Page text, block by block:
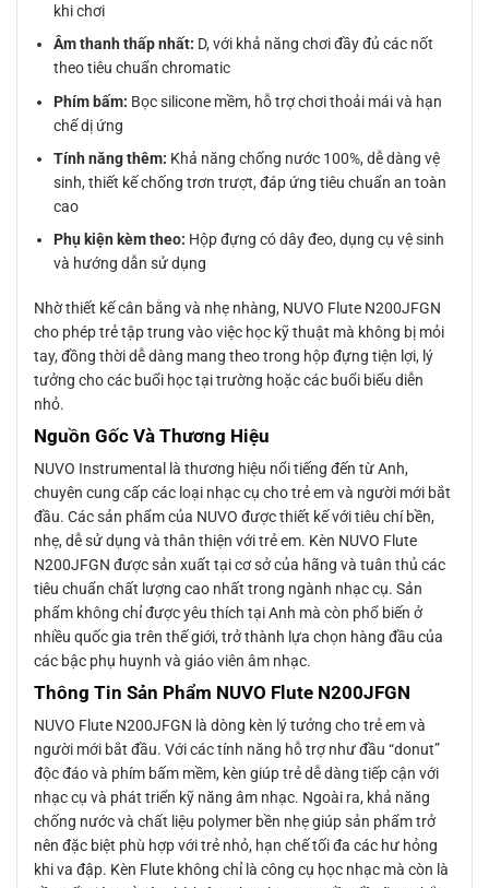
khi chơi
Âm thanh thấp nhất: D, với khả năng chơi đầy đủ các nốt
theo tiêu chuẩn chromatic
Phím bấm: Bọc silicone mềm, hỗ trợ chơi thoải mái và hạn
chế dị ứng
Tính năng thêm: Khả năng chống nước 100%, dễ dàng vệ
sinh, thiết kế chống trơn trượt, đáp ứng tiêu chuẩn an toàn
cao
Phụ kiện kèm theo: Hộp đựng có dây đeo, dụng cụ vệ sinh
và hướng dẫn sử dụng
Nhờ thiết kế cân bằng và nhẹ nhàng, NUVO Flute N200JFGN
cho phép trẻ tập trung vào việc học kỹ thuật mà không bị mỏi
tay, đồng thời dễ dàng mang theo trong hộp đựng tiện lợi, lý
tưởng cho các buổi học tại trường hoặc các buổi biểu diễn
nhỏ.
Nguồn Gốc Và Thương Hiệu
NUVO Instrumental là thương hiệu nổi tiếng đến từ Anh,
chuyên cung cấp các loại nhạc cụ cho trẻ em và người mới bắt
đầu. Các sản phẩm của NUVO được thiết kế với tiêu chí bền,
nhẹ, dễ sử dụng và thân thiện với trẻ em. Kèn NUVO Flute
N200JFGN được sản xuất tại cơ sở của hãng và tuân thủ các
tiêu chuẩn chất lượng cao nhất trong ngành nhạc cụ. Sản
phẩm không chỉ được yêu thích tại Anh mà còn phổ biến ở
nhiều quốc gia trên thế giới, trở thành lựa chọn hàng đầu của
các bậc phụ huynh và giáo viên âm nhạc.
Thông Tin Sản Phẩm NUVO Flute N200JFGN
NUVO Flute N200JFGN là dòng kèn lý tưởng cho trẻ em và
người mới bắt đầu. Với các tính năng hỗ trợ như đầu “donut”
độc đáo và phím bấm mềm, kèn giúp trẻ dễ dàng tiếp cận với
nhạc cụ và phát triển kỹ năng âm nhạc. Ngoài ra, khả năng
chống nước và chất liệu polymer bền nhẹ giúp sản phẩm trở
nên đặc biệt phù hợp với trẻ nhỏ, hạn chế tối đa các hư hỏng
khi va đập. Kèn Flute không chỉ là công cụ học nhạc mà còn là